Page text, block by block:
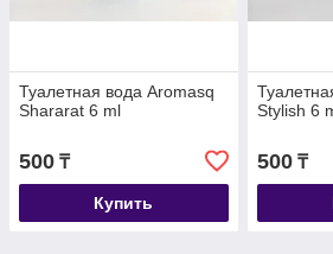
Туалетная вода Aromasq
Shararat 6 ml
500 ₸
Купить
Stylish 6
500₸